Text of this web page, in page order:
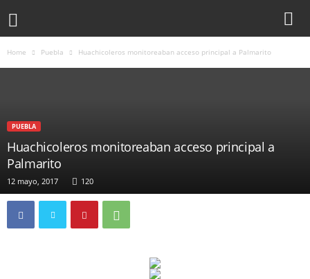
Home Puebla Huachicoleros monitoreaban acceso principal a Palmarito
PUEBLA
Huachicoleros monitoreaban acceso principal a
Palmarito
12 mayo, 2017 120